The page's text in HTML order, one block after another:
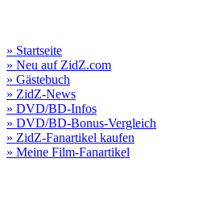
» Startseite
» Neu auf ZidZ.com
» Gästebuch
» ZidZ-News
» DVD/BD-Infos
» DVD/BD-Bonus-Vergleich
» ZidZ-Fanartikel kaufen
» Meine Film-Fanartikel